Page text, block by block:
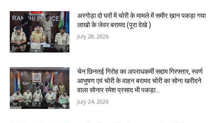
अरगोड़ा दो घरों में चोरी के मामले में समीर ख़ान पकड़ा गया
लाखो के जेवर बरामद (पूरा देखे )
July 28, 2026
चेन छिनतई गिरोह का अपराधकर्मी सद्दाम गिरफ्तार, स्वर्ण
आभुषण एवं चोरी के वाहन बरामद चोरी का सोना खरीदने
वाला सोनार रमेश प्रसाद भी पकड़ा...
July 24, 2026